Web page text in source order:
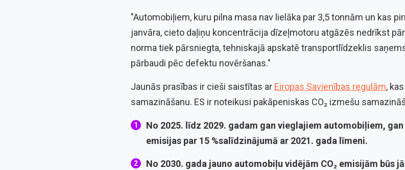
"Automobiļiem, kuru pilna masa nav lielāka par 3,5 tonnām un kas
janvāra, cieto daļiņu koncentrācija dīzeļmotoru atgāzēs nedrīkst
norma tiek pārsniegta, tehniskajā apskatē transportlīdzeklis
pārbaudi pēc defektu novēršanas."
Jaunās prasības ir cieši saistītas ar Eiropas Savienības regulām,
samazināšanu. ES ir noteikusi pakāpeniskas CO₂ izmešu
No 2025. līdz 2029. gadam gan vieglajiem automobiļiem,
emisijas par 15 %salīdzinājumā ar 2021. gada līmeni.
No 2030. gada jauno automobiļu vidējām CO₂ emisijām būs